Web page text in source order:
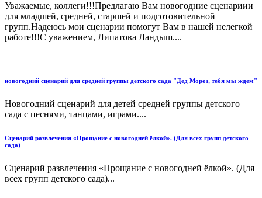
Уважаемые, коллеги!!!Предлагаю Вам новогодние сценариии
для младшей, средней, старшей и подготовительной
групп.Надеюсь мои сценарии помогут Вам в нашей нелегкой
работе!!!С уважением, Липатова Ландыш....
новогодний сценарий для средней группы детского сада "Дед Мороз, тебя мы ждем"
Новогодний сценарий для детей средней группы детского
сада с песнями, танцами, играми....
Сценарий развлечения «Прощание с новогодней ёлкой». (Для всех групп детского
сада)
Сценарий развлечения «Прощание с новогодней ёлкой». (Для
всех групп детского сада)...